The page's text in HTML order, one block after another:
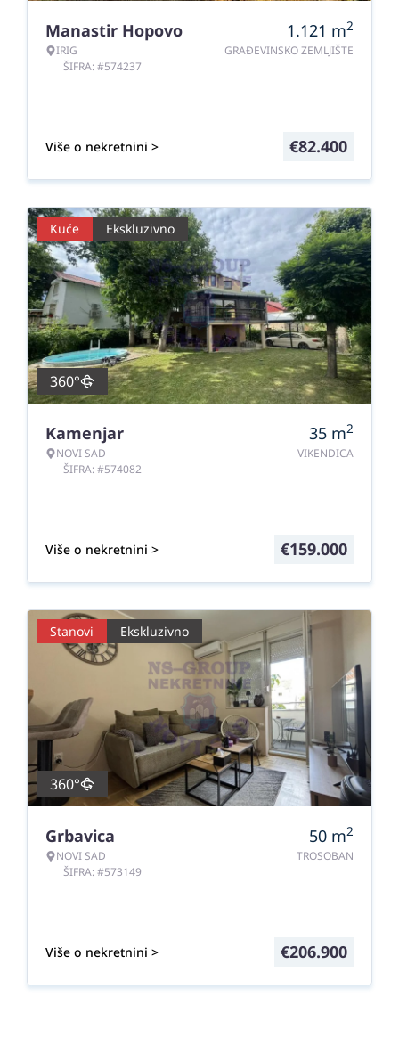
Manastir Hopovo
IRIG
ŠIFRA: #574237
1.121 m2
GRAĐEVINSKO ZEMLJIŠTE
Više o nekretnini > €82.400
Kuće Ekskluzivno
360°
Kamenjar
NOVI SAD
ŠIFRA: #574082
35 m2
VIKENDICA
Više o nekretnini > €159.000
Stanovi Ekskluzivno
360°
Grbavica
NOVI SAD
ŠIFRA: #573149
50 m2
TROSOBAN
Više o nekretnini > €206.900